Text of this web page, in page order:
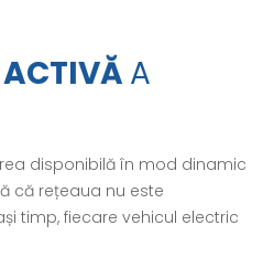
A
disponibilă în mod dinamic
că rețeaua nu este
timp, fiecare vehicul electric